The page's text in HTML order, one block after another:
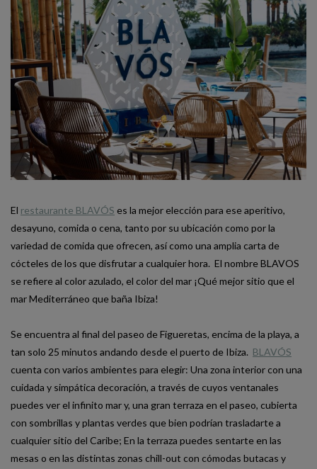
El restaurante BLAVÓS es la mejor elección para ese aperitivo,
desayuno, comida o cena, tanto por su ubicación como por la
variedad de comida que ofrecen, así como una amplia carta de
cócteles de los que disfrutar a cualquier hora. El nombre BLAVOS
se refiere al color azulado, el color del mar ¡Qué mejor sitio que el
mar Mediterráneo que baña Ibiza!
Se encuentra al final del paseo de Figueretas, encima de la playa, a
tan solo 25 minutos andando desde el puerto de Ibiza. BLAVÓS
cuenta con varios ambientes para elegir: Una zona interior con una
cuidada y simpática decoración, a través de cuyos ventanales
puedes ver el infinito mar y, una gran terraza en el paseo, cubierta
con sombrillas y plantas verdes que bien podrían trasladarte a
cualquier sitio del Caribe; En la terraza puedes sentarte en las
mesas o en las distintas zonas chill-out con cómodas butacas y